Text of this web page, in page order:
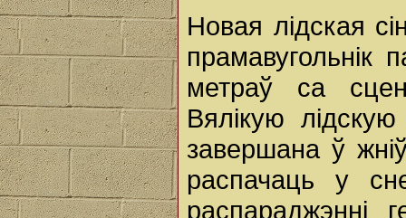
Новая лідская
метраў са
Вялікую
завершана ў
распачаць у
распараджэнні